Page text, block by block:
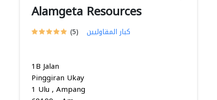
Alamgeta Resources
(5) كبار المقاوليين
1B Jalan
Pinggiran Ukay
1 Ulu , Ampang